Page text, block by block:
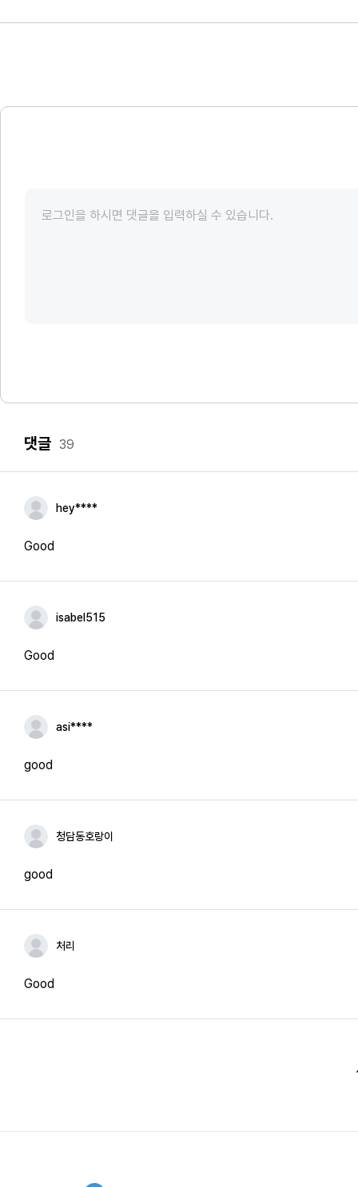
댓글 39
hey****
Good
isabel515
Good
asi****
good
청담동호랑이
good
처리
Good